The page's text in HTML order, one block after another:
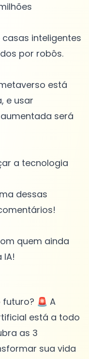
inteligentes
por robôs.
está
e usar
será
a tecnologia
dessas
quem ainda
🚨 A
está a todo
as 3
sua vida